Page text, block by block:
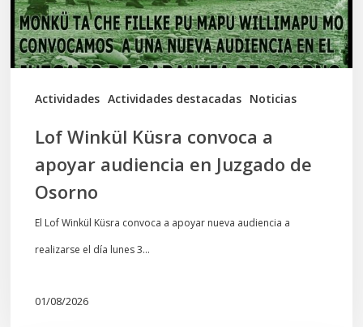
Actividades Actividades destacadas Noticias
audiencia
en
Juzgado
Lof Winkül Küsra convoca a
apoyar audiencia en Juzgado de
Osorno
El Lof Winkül Küsra convoca a apoyar nueva audiencia a
realizarse el día lunes 3…
01/08/2026